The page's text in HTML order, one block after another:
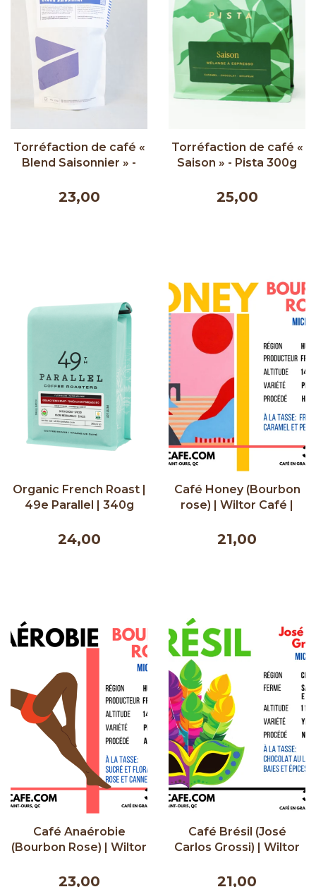
Torréfaction de café «
Blend Saisonnier » -
23,00
Torréfaction de café «
Saison » - Pista 300g
25,00
Organic French Roast |
49e Parallel | 340g
24,00
Café Honey (Bourbon
rose) | Wiltor Café |
21,00
Café Anaérobie
(Bourbon Rose) | Wiltor
23,00
Café Brésil (José
Carlos Grossi) | Wiltor
21,00